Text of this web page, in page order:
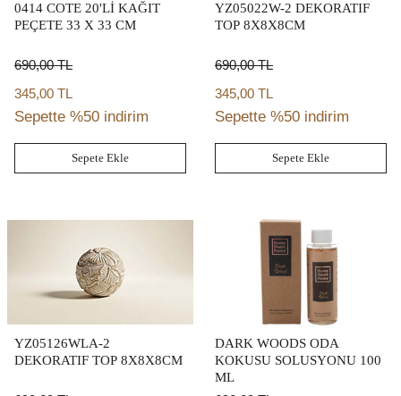
0414 COTE 20'LI KAĞIT
PEÇETE 33 X 33 CM
690,00TL
345,00 TL
Sepette %50 indirim
Sepete Ekle
YZ05022W-2 DEKORATIF
TOP 8X8X8CM
690,00TL
345,00 TL
Sepette %50 indirim
Sepete Ekle
YZ05126WLA-2
DEKORATIF TOP 8X8X8CM
DARK WOODS ODA
KOKUSU SOLUSYONU 100
ML